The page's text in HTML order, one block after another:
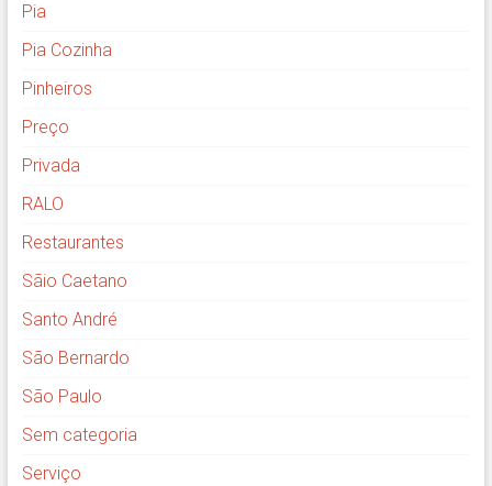
Pia
Pia Cozinha
Pinheiros
Preço
Privada
RALO
Restaurantes
Sãio Caetano
Santo André
São Bernardo
São Paulo
Sem categoria
Serviço